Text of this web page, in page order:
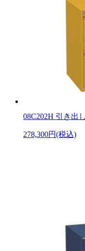
08C202H 引き出
278,300円(税込)